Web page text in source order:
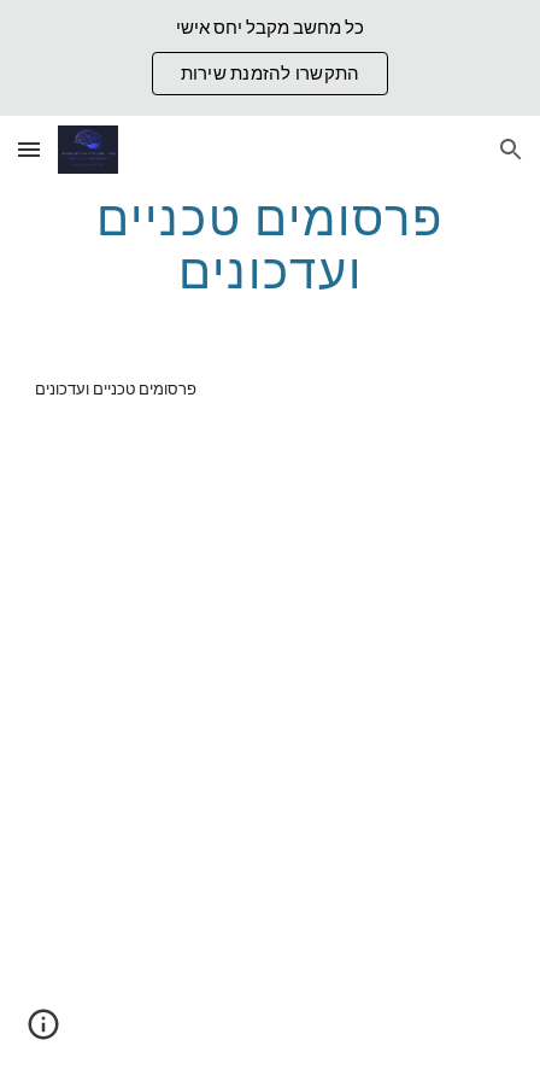
כל מחשב מקבל יחס אישי
התקשרו להזמנת שירות
פרסומים טכניים
ועדכונים
פרסומים טכניים ועדכונים